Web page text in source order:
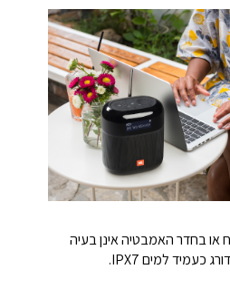
בחדר האמבטיה אינן בעיה